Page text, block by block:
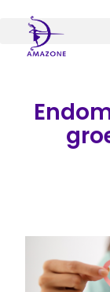
inhoud